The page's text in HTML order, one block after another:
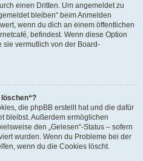
einen Dritten. Um angemeldet zu
bleiben“ beim Anmelden
wenn du dich an einem öffentlichen
befindest. Wenn diese Option
sie vermutlich von der Board-
die phpBB erstellt hat und die dafür
bleibst. Außerdem ermöglichen
den „Gelesen“-Status – sofern
wurden. Wenn du Probleme bei der
wenn du die Cookies löscht.